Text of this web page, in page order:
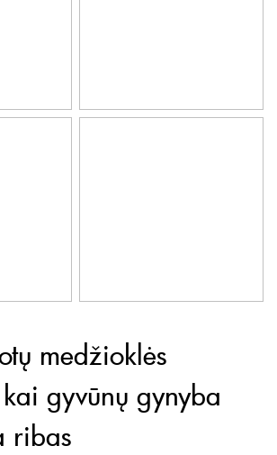
medžioklės
gyvūnų gynyba
ribas